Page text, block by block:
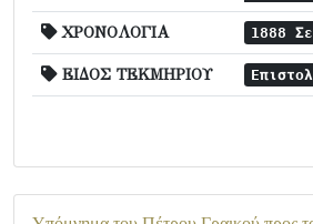
ΧΡΟΝΟΛΟΓΙΑ 1888
ΕΙΔΟΣ ΤΕΚΜΗΡΙΟΥ